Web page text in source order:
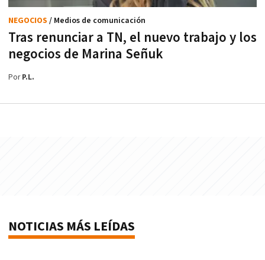
Tras renunciar a TN, el nuevo trabajo y los
negocios de Marina Señuk
NEGOCIOS / Medios de comunicación
PorP.L.
NOTICIAS MÁS LEÍDAS